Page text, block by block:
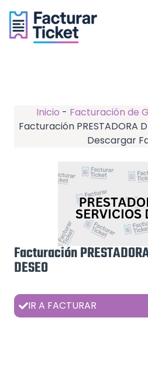
contenido
Inicio - Facturación de
Facturación PRESTADORA
Descargar
Facturación
DESEO
IR A FACTURAR